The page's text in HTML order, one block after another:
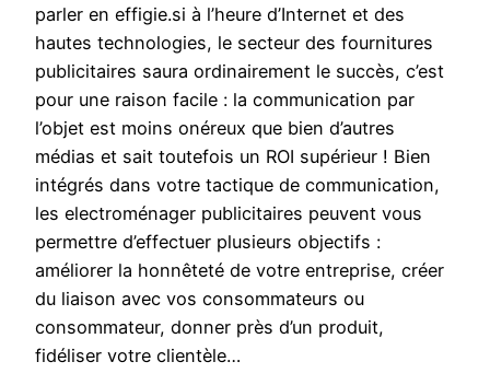
parler en effigie.si à l’heure d’Internet et des
hautes technologies, le secteur des fournitures
publicitaires saura ordinairement le succès, c’est
pour une raison facile : la communication par
l’objet est moins onéreux que bien d’autres
médias et sait toutefois un ROI supérieur ! Bien
intégrés dans votre tactique de communication,
les electroménager publicitaires peuvent vous
permettre d’effectuer plusieurs objectifs :
améliorer la honnêteté de votre entreprise, créer
du liaison avec vos consommateurs ou
consommateur, donner près d’un produit,
fidéliser votre clientèle…